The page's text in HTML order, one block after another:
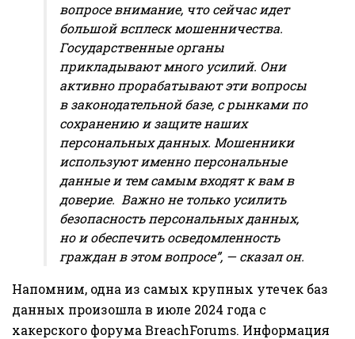
вопросе внимание, что сейчас идет
большой всплеск мошенничества.
Государственные органы
прикладывают много усилий. Они
активно прорабатывают эти вопросы
в законодательной базе, с рынками по
сохранению и защите наших
персональных данных. Мошенники
используют именно персональные
данные и тем самым входят к вам в
доверие. Важно не только усилить
безопасность персональных данных,
но и обеспечить осведомленность
граждан в этом вопросе”, — сказал он.
Напомним, одна из самых крупных утечек баз
данных произошла в июле 2024 года с
хакерского форума BreachForums. Информация